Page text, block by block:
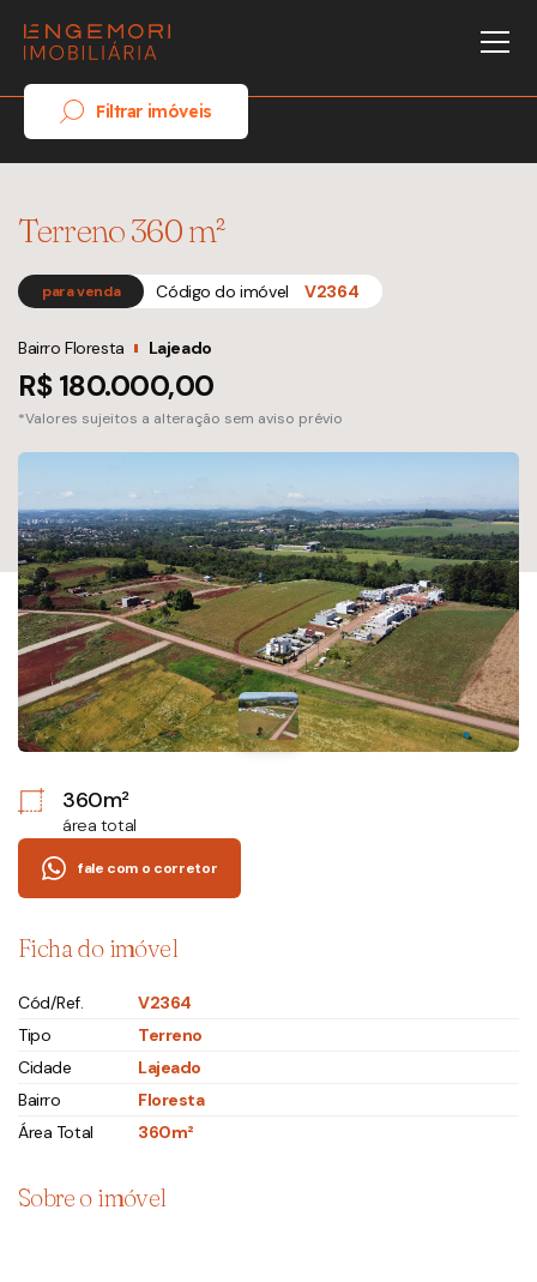
Filtrar imóveis
Terreno 360 m²
para venda Código do imóvel V2364
Bairro Floresta Lajeado
R$ 180.000,00
*Valores sujeitos a alteração sem aviso prévio
360m²
área total
fale com o corretor
Ficha do imóvel
Cód/Ref.
V2364
Tipo
Terreno
Cidade
Lajeado
Bairro
Floresta
Área Total
360m²
Sobre o imóvel